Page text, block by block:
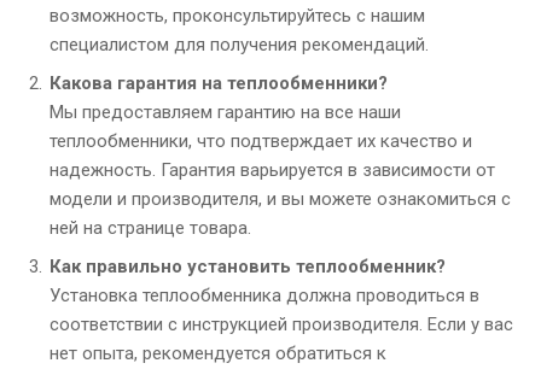
возможность, проконсультируйтесь с нашим
специалистом для получения рекомендаций.
Какова гарантия на теплообменники?
Мы предоставляем гарантию на все наши
теплообменники, что подтверждает их качество и
надежность. Гарантия варьируется в зависимости от
модели и производителя, и вы можете ознакомиться с
ней на странице товара.
Как правильно установить теплообменник?
Установка теплообменника должна проводиться в
соответствии с инструкцией производителя. Если у вас
нет опыта, рекомендуется обратиться к